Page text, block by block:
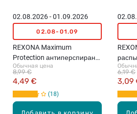
02.08.2026 - 01.09.2026
02.08-01.09
REXONA Maximum
Protection антиперспирант-
карандаш, 45мл
Обычная цена
4,49 €
8,99 €
18
3,09
6,19 €